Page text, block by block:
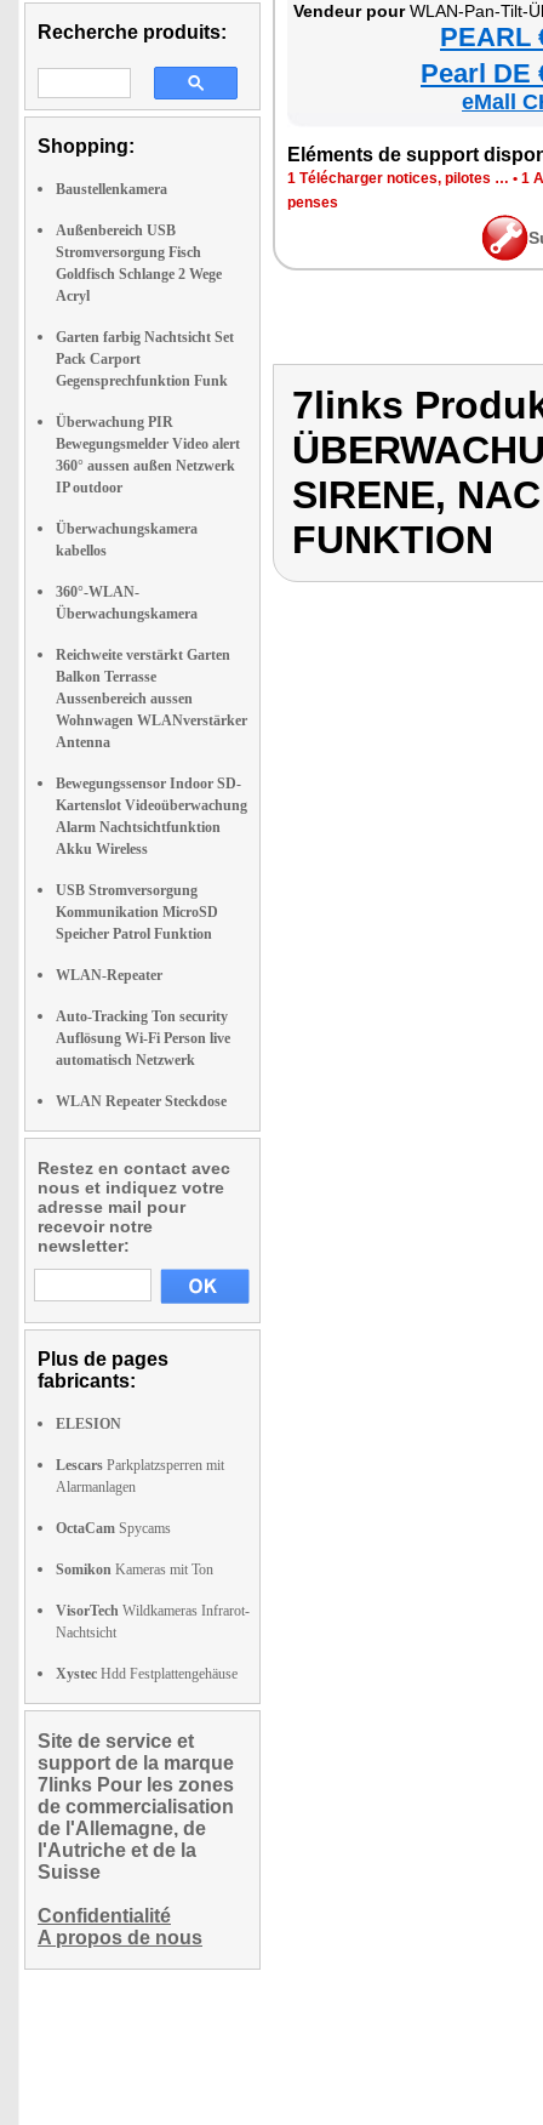
Recherche produits:
Shopping:
Baustellenkamera
Außenbereich USB
Stromversorgung Fisch
Goldfisch Schlange 2 Wege
Acryl
Garten farbig Nachtsicht Set
Pack Carport
Gegensprechfunktion Funk
Überwachung PIR
Bewegungsmelder Video alert
360° aussen außen Netzwerk
IP outdoor
Überwachungskamera
kabellos
360°-WLAN-
Überwachungskamera
Reichweite verstärkt Garten
Balkon Terrasse
Aussenbereich aussen
Wohnwagen WLANverstärker
Antenna
Bewegungssensor Indoor SD-
Kartenslot Videoüberwachung
Alarm Nachtsichtfunktion
Akku Wireless
USB Stromversorgung
Kommunikation MicroSD
Speicher Patrol Funktion
WLAN-Repeater
Auto-Tracking Ton security
Auflösung Wi-Fi Person live
automatisch Netzwerk
WLAN Repeater Steckdose
Restez en contact avec
nous et indiquez votre
adresse mail pour
recevoir notre
newsletter:
Plus de pages
fabricants:
ELESION
Lescars Parkplatzsperren mit
Alarmanlagen
OctaCam Spycams
Somikon Kameras mit Ton
VisorTech Wildkameras Infrarot-
Nachtsicht
Xystec Hdd Festplattengehäuse
Site de service et
support de la marque
7links Pour les zones
de commercialisation
de l'Allemagne, de
l'Autriche et de la
Suisse
Confidentialité
A propos de nous
Ven­deur pourWLAN-Pan-Tilt-Über­wa­chung­ska­mera mit
PEARL
Pearl DE
eMall
Elé­ments de sup­port
1 Télé­char­ger notices, pilotes … • 1
penses
7links
SIRENE,
FUNKTION